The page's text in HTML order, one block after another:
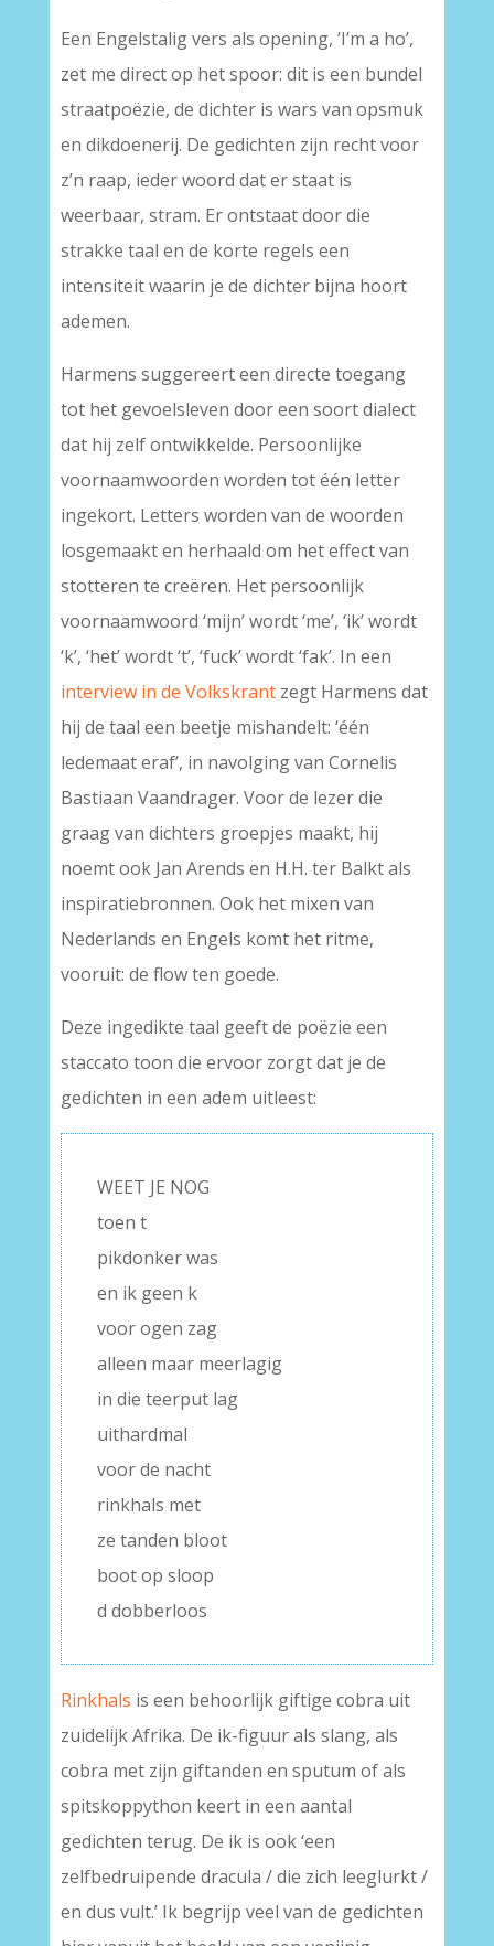
Een Engelstalig vers als opening, ’I’m a ho’,
zet me direct op het spoor: dit is een bundel
straatpoëzie, de dichter is wars van opsmuk
en dikdoenerij. De gedichten zijn recht voor
z’n raap, ieder woord dat er staat is
weerbaar, stram. Er ontstaat door die
strakke taal en de korte regels een
intensiteit waarin je de dichter bijna hoort
ademen.
Harmens suggereert een directe toegang
tot het gevoelsleven door een soort dialect
dat hij zelf ontwikkelde. Persoonlijke
voornaamwoorden worden tot één letter
ingekort. Letters worden van de woorden
losgemaakt en herhaald om het effect van
stotteren te creëren. Het persoonlijk
voornaamwoord ‘mijn’ wordt ‘me’, ‘ik’ wordt
‘k’, ‘het’ wordt ‘t’, ‘fuck’ wordt ‘fak’. In een
interview in de Volkskrantzegt Harmens dat
hij de taal een beetje mishandelt: ‘één
ledemaat eraf’, in navolging van Cornelis
Bastiaan Vaandrager. Voor de lezer die
graag van dichters groepjes maakt, hij
noemt ook Jan Arends en H.H. ter Balkt als
inspiratiebronnen. Ook het mixen van
Nederlands en Engels komt het ritme,
vooruit: de flow ten goede.
Deze ingedikte taal geeft de poëzie een
staccato toon die ervoor zorgt dat je de
gedichten in een adem uitleest:
WEET JE NOG
toen t
pikdonker was
en ik geen k
voor ogen zag
alleen maar meerlagig
in die teerput lag
uithardmal
voor de nacht
rinkhals met
ze tanden bloot
boot op sloop
d dobberloos
Rinkhals is een behoorlijk giftige cobra uit
zuidelijk Afrika. De ik-figuur als slang, als
cobra met zijn giftanden en sputum of als
spitskoppython keert in een aantal
gedichten terug. De ik is ook ‘een
zelfbedruipende dracula / die zich leeglurkt /
en dus vult.’ Ik begrijp veel van de gedichten